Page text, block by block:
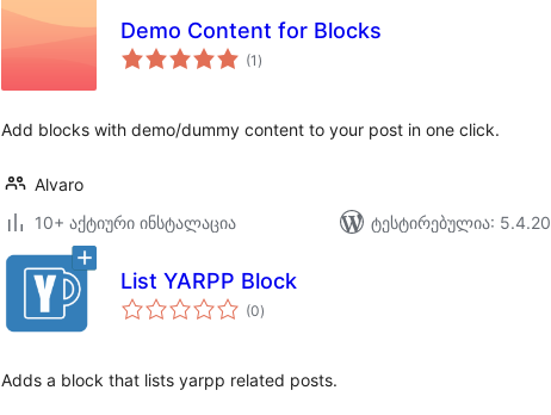
Demo Content for Blocks
(1 საერთო
რეიტინგი
)
Add blocks with demo/dummy content to your post in one click.
Alvaro
10+ აქტიური ინსტალაცია
ტესტირებულია: 5.4.20
List YARPP Block
(0საერთო
რეიტინგი
)
Adds a block that lists yarpp related posts.